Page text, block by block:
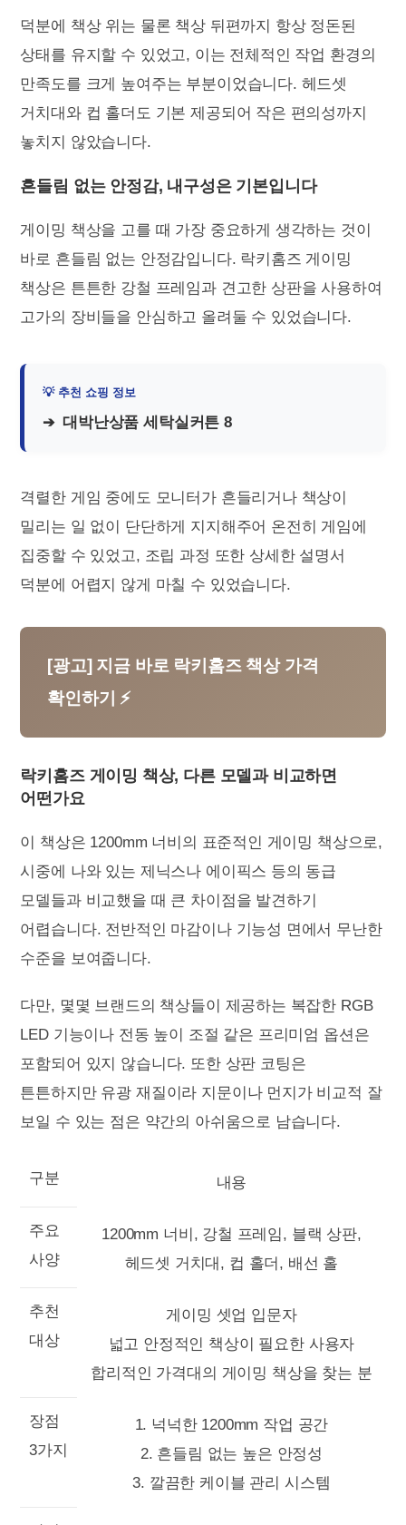
덕분에 책상 위는 물론 책상 뒤편까지 항상 정돈된
상태를 유지할 수 있었고, 이는 전체적인 작업 환경의
만족도를 크게 높여주는 부분이었습니다. 헤드셋
거치대와 컵 홀더도 기본 제공되어 작은 편의성까지
놓치지 않았습니다.
흔들림 없는 안정감, 내구성은 기본입니다
게이밍 책상을 고를 때 가장 중요하게 생각하는 것이
바로 흔들림 없는 안정감입니다. 락키홈즈 게이밍
책상은 튼튼한 강철 프레임과 견고한 상판을 사용하여
고가의 장비들을 안심하고 올려둘 수 있었습니다.
대박난상품 세탁실커튼 8
격렬한 게임 중에도 모니터가 흔들리거나 책상이
밀리는 일 없이 단단하게 지지해주어 온전히 게임에
집중할 수 있었고, 조립 과정 또한 상세한 설명서
덕분에 어렵지 않게 마칠 수 있었습니다.
[광고] 지금 바로 락키홈즈 책상 가격
확인하기 ⚡
락키홈즈 게이밍 책상, 다른 모델과 비교하면
어떤가요
이 책상은 1200mm 너비의 표준적인 게이밍 책상으로,
시중에 나와 있는 제닉스나 에이픽스 등의 동급
모델들과 비교했을 때 큰 차이점을 발견하기
어렵습니다. 전반적인 마감이나 기능성 면에서 무난한
수준을 보여줍니다.
다만, 몇몇 브랜드의 책상들이 제공하는 복잡한 RGB
LED 기능이나 전동 높이 조절 같은 프리미엄 옵션은
포함되어 있지 않습니다. 또한 상판 코팅은
튼튼하지만 유광 재질이라 지문이나 먼지가 비교적 잘
보일 수 있는 점은 약간의 아쉬움으로 남습니다.
구분 내용
주요
사양
1200mm 너비, 강철 프레임, 블랙 상판,
헤드셋 거치대, 컵 홀더, 배선 홀
추천
대상
게이밍 셋업 입문자
넓고 안정적인 책상이 필요한 사용자
합리적인 가격대의 게이밍 책상을 찾는 분
장점
3가지
1. 넉넉한 1200mm 작업 공간
2. 흔들림 없는 높은 안정성
3. 깔끔한 케이블 관리 시스템